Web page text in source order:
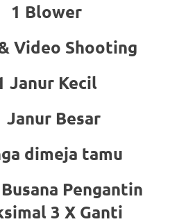
1 Blower
Video Shooting
Janur Kecil
Janur Besar
dimeja tamu
Pengantin
3 X Ganti